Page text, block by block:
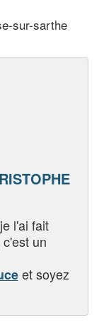
sur-sarthe
l'ai fait
un
et soyez